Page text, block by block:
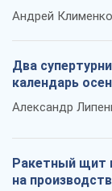
Андрей Клименко
Два
календарь
Александр
Ракетный щит
на